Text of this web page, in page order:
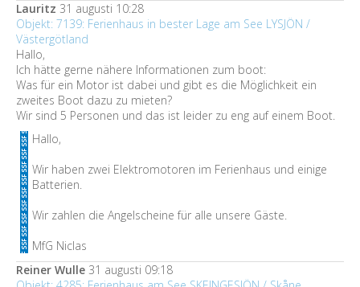
Lauritz 31 augusti 10:28
Objekt: 7139: Ferienhaus in bester Lage am See LYSJÖN /
Västergötland
Hallo,
Ich hätte gerne nähere Informationen zum boot:
Was für ein Motor ist dabei und gibt es die Möglichkeit ein
zweites Boot dazu zu mieten?
Wir sind 5 Personen und das ist leider zu eng auf einem Boot.
Hallo,
Wir haben zwei Elektromotoren im Ferienhaus und einige
Batterien.
Wir zahlen die Angelscheine für alle unsere Gäste.
MfG Niclas
Reiner Wulle 31 augusti 09:18